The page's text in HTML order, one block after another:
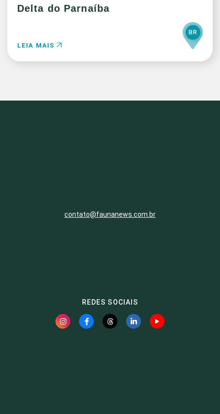
Delta do Parnaíba
LEIA MAIS
BR
contato@faunanews.com.br
REDES SOCIAIS